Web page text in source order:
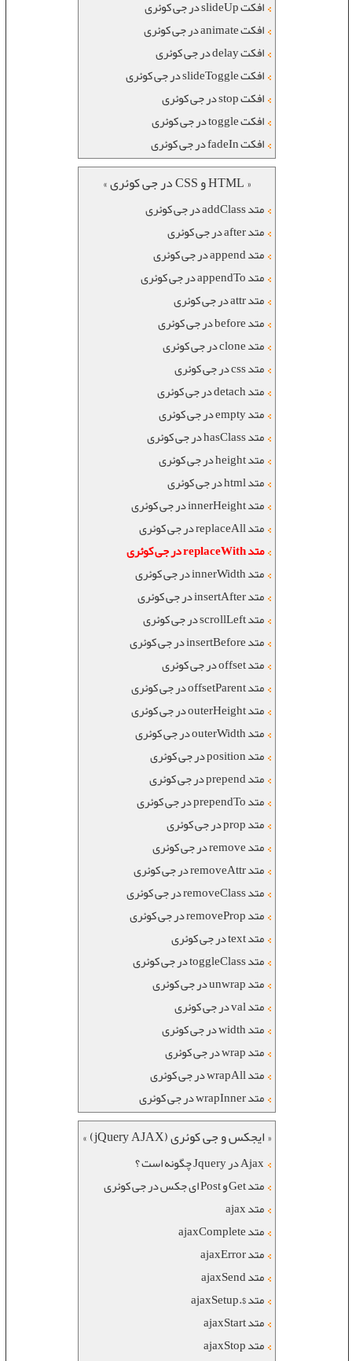
افکت slideUp در جی کوئری
افکت animate در جی کوئری
افکت delay در جی کوئری
افکت slideToggle در جی کوئری
افکت stop در جی کوئری
افکت toggle در جی کوئری
افکت fadeIn در جی کوئری
« HTML و CSS در جی کوئری »
متد addClass در جی کوئری
متد after در جی کوئری
متد append در جی کوئری
متد appendTo در جی کوئری
متد attr در جی کوئری
متد before در جی کوئری
متد clone در جی کوئری
متد css در جی کوئری
متد detach در جی کوئری
متد empty در جی کوئری
متد hasClass در جی کوئری
متد height در جی کوئری
متد html در جی کوئری
متد innerHeight در جی کوئری
متد replaceAll در جی کوئری
متد replaceWith در جی کوئری
متد innerWidth در جی کوئری
متد insertAfter در جی کوئری
متد scrollLeft در جی کوئری
متد insertBefore در جی کوئری
متد offset در جی کوئری
متد offsetParent در جی کوئری
متد outerHeight در جی کوئری
متد outerWidth در جی کوئری
متد position در جی کوئری
متد prepend در جی کوئری
متد prependTo در جی کوئری
متد prop در جی کوئری
متد remove در جی کوئری
متد removeAttr در جی کوئری
متد removeClass در جی کوئری
متد removeProp در جی کوئری
متد text در جی کوئری
متد toggleClass در جی کوئری
متد unwrap در جی کوئری
متد val در جی کوئری
متد width در جی کوئری
متد wrap در جی کوئری
متد wrapAll در جی کوئری
متد wrapInner در جی کوئری
« ایجکس و جی کوئری (jQuery AJAX) »
Ajax در Jquery چگونه است ؟
متد Get و Post ای جکس در جی کوئری
متد ajax
متد ajaxComplete
متد ajaxError
متد ajaxSend
متد $.ajaxSetup
متد ajaxStart
متد ajaxStop